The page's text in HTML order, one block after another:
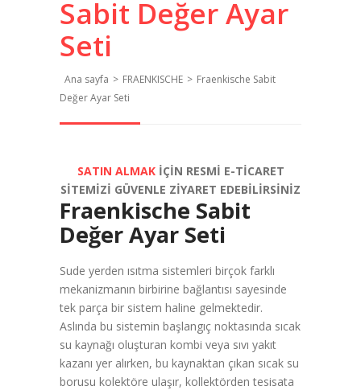
Sabit Değer Ayar
Seti
Ana sayfa > FRAENKISCHE > Fraenkische Sabit
Değer Ayar Seti
SATIN ALMAKİÇİN RESMİ E-TİCARET
SİTEMİZİ GÜVENLE ZİYARET EDEBİLİRSİNİZ
Fraenkische Sabit
Değer Ayar Seti
Sude yerden ısıtma sistemleri birçok farklı
mekanizmanın birbirine bağlantısı sayesinde
tek parça bir sistem haline gelmektedir.
Aslında bu sistemin başlangıç noktasında sıcak
su kaynağı oluşturan kombi veya sıvı yakıt
kazanı yer alırken, bu kaynaktan çıkan sıcak su
borusu kolektöre ulaşır, kollektörden tesisata